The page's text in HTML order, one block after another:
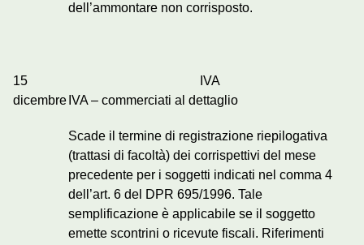
dell’ammontare non corrisposto.
15
dicembre
IVA
IVA – commerciati al dettaglio
Scade il termine di registrazione riepilogativa
(trattasi di facoltà) dei corrispettivi del mese
precedente per i soggetti indicati nel comma 4
dell’art. 6 del DPR 695/1996. Tale
semplificazione è applicabile se il soggetto
emette scontrini o ricevute fiscali. Riferimenti